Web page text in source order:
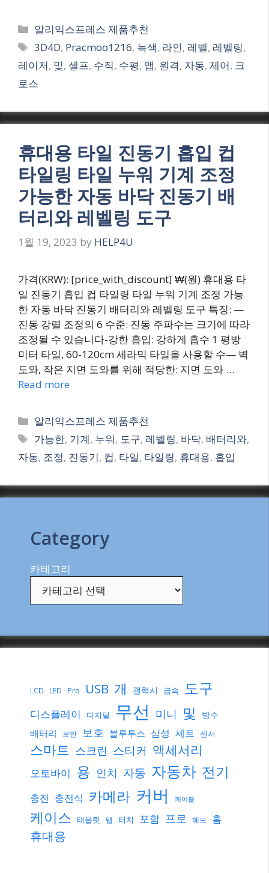
Categories
알리익스프레스 제품추천
Tags
3D4D, Pracmoo1216, 녹색, 라인, 레벨, 레벨링,
레이저, 및, 셀프, 수직, 수평, 앱, 원격, 자동, 제어, 크
로스
휴대용 타일 진동기 흡입 컵
타일링 타일 누워 기계 조정
가능한 자동 바닥 진동기 배
터리와 레벨링 도구
1월 19, 2023 by HELP4U
가격(KRW): [price_with_discount] ₩(원) 휴대용 타
일 진동기 흡입 컵 타일링 타일 누워 기계 조정 가능
한 자동 바닥 진동기 배터리와 레벨링 도구 특징: —
진동 강렬 조정의 6 수준: 진동 주파수는 크기에 따라
조정될 수 있습니다-강한 흡입: 강하게 흡수 1 평방
미터 타일, 60-120cm 세라믹 타일을 사용할 수— 벽
도와, 작은 지면 도와를 위해 적당한: 지면 도와 …
Read more
Categories
알리익스프레스 제품추천
Tags
가능한, 기계, 누워, 도구, 레벨링, 바닥, 배터리와,
자동, 조정, 진동기, 컵, 타일, 타일링, 휴대용, 흡입
Category
카테고리
LCD LED Pro USB 개 갤럭시 금속 도구
디스플레이 디지털 무선 미니 및 방수
배터리 보안 보호 블루투스 삼성 세트 센서
스마트 스크린 스티커 액세서리
오토바이 용 인치 자동 자동차 전기
충전 충전식 카메라 커버 케이블
케이스 태블릿 탭 터치 포함 프로 헤드 홈
휴대용